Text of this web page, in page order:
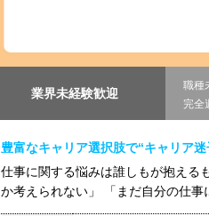
業界未経験歓迎
職種
完全
豊富なキャリア選択肢で“キャリア
仕事に関する悩みは誰しもが抱える
か考えられない」 「まだ自分の仕事